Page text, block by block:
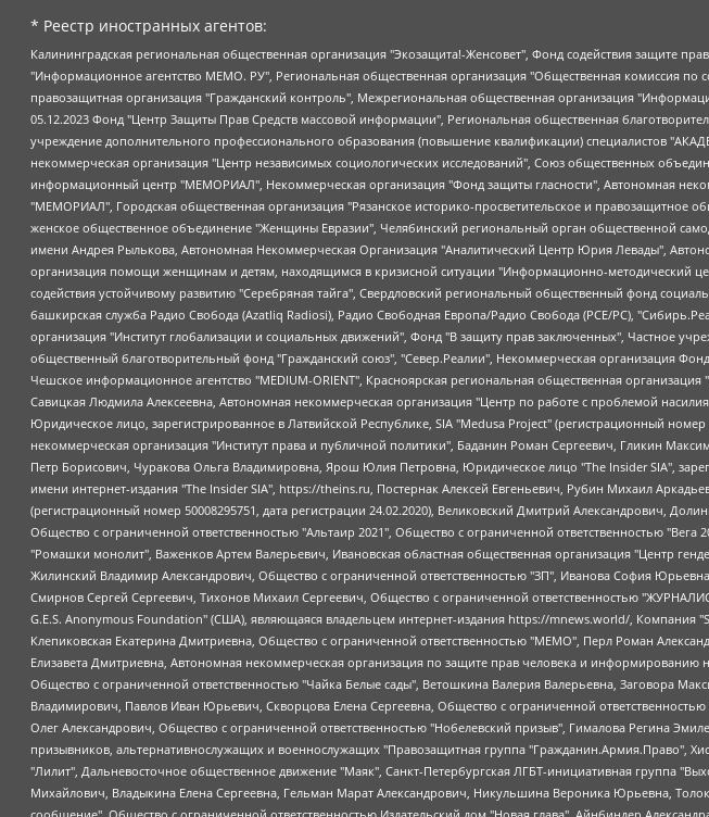
* Реестр иностранных агентов:
Калининградская региональная общественная организация "Экозащита!-Женсовет", Фонд содействия защите прав и свобод граждан "Общественный вердикт", Фонд "Институт Развития Свободы Информации", Частное учреждение "Информационное агентство МЕМО. РУ", Региональная общественная организация "Общественная комиссия по сохранению наследия академика Сахарова", Фонд поддержки свободы прессы, Санкт-Петербургская общественная правозащитная организация "Гражданский контроль", Межрегиональная общественная организация "Информационно-просветительский центр "Мемориал", Региональный Фонд "Центр Защиты Прав Средств Массовой Информации", с 05.12.2023 Фонд "Центр Защиты Прав Средств массовой информации", Региональная общественная благотворительная организация помощи беженцам и мигрантам "Гражданское содействие", Негосударственное образовательное учреждение дополнительного профессионального образования (повышение квалификации) специалистов "АКАДЕМИЯ ПО ПРАВАМ ЧЕЛОВЕКА", Свердловская региональная общественная организация "Сутяжник", Автономная некоммерческая организация "Центр независимых социологических исследований", Союз общественных объединений "Российский исследовательский центр по правам человека", Региональное общественное учреждение научно-информационный центр "МЕМОРИАЛ", Некоммерческая организация "Фонд защиты гласности", Автономная некоммерческая организация "Институт прав человека", Городская общественная организация "Екатеринбургское общество "МЕМОРИАЛ", Городская общественная организация "Рязанское историко-просветительское и правозащитное общество "Мемориал" (Рязанский Мемориал), Челябинский региональный орган общественной самодеятельности – женское общественное объединение "Женщины Евразии", Челябинский региональный орган общественной самодеятельности "Уральская правозащитная группа", Фонд содействия защите здоровья и социальной справедливости имени Андрея Рылькова, Автономная Некоммерческая Организация "Аналитический Центр Юрия Левады", Автономная некоммерческая организация социальной поддержки населения "Проект Апрель", Региональная общественная организация помощи женщинам и детям, находящимся в кризисной ситуации "Информационно-методический центр "Анна", Фонд содействия развитию массовых коммуникаций и правовому просвещению "Так-так-Так", Фонд содействия устойчивому развитию "Серебряная тайга", Свердловский региональный общественный фонд социальных проектов "Новое время", "Idel.Реалии", Кавказ.Реалии, Крым.Реалии, Телеканал Настоящее Время, Татаро-башкирская служба Радио Свобода (Azatliq Radiosi), Радио Свободная Европа/Радио Свобода (PCE/PC), "Сибирь.Реалии", "Фактограф", Благотворительный фонд помощи осужденным и их семьям, Автономная некоммерческая организация "Институт глобализации и социальных движений", Фонд "В защиту прав заключенных", Частное учреждение "Центр поддержки и содействия развитию средств массовой информации", Пензенский региональный общественный благотворительный фонд "Гражданский союз", "Север.Реалии", Некоммерческая организация Фонд "Правовая инициатива", Общество с ограниченной ответственностью "Радио Свободная Европа/Радио Свобода", Чешское информационное агентство "MEDIUM-ORIENT", Красноярская региональная общественная организация "Мы против СПИДа", Камалягин Денис Николаевич, Маркелов Сергей Евгеньевич, Пономарев Лев Александрович, Савицкая Людмила Алексеевна, Автономная некоммерческая организация "Центр по работе с проблемой насилия "НАСИЛИЮ.НЕТ", Межрегиональный профессиональный союз работников здравоохранения "Альянс врачей", Юридическое лицо, зарегистрированное в Латвийской Республике, SIA "Medusa Project" (регистрационный номер 40103797863, дата регистрации 10.06.2014), Некоммерческая организация "Фонд по борьбе с коррупцией", Автономная некоммерческая организация "Институт права и публичной политики", Баданин Роман Сергеевич, Гликин Максим Александрович, Железнова Мария Михайловна, Лукьянова Юлия Сергеевна, Маетная Елизавета Витальевна, Маняхин Петр Борисович, Чуракова Ольга Владимировна, Ярош Юлия Петровна, Юридическое лицо "The Insider SIA", зарегистрированное в Риге, Латвийская Республика (дата регистрации 26.06.2015), являющееся администратором доменного имени интернет-издания "The Insider SIA", https://theins.ru, Постернак Алексей Евгеньевич, Рубин Михаил Аркадьевич, Анин Роман Александрович, Юридическое лицо Istories fonds, зарегистрированное в Латвийской Республике (регистрационный номер 50008295751, дата регистрации 24.02.2020), Великовский Дмитрий Александрович, Долинина Ирина Николаевна, Мароховская Алеся Алексеевна, Шлейнов Роман Юрьевич, Шмагун Олеся Валентиновна, Общество с ограниченной ответственностью "Альтаир 2021", Общество с ограниченной ответственностью "Вега 2021", Общество с ограниченной ответственностью "Главный редактор 2021", Общество с ограниченной ответственностью "Ромашки монолит", Важенков Артем